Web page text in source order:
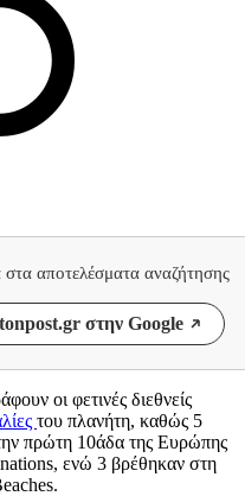
στα αποτελέσματα αναζήτησης
στην Google
οι φετινές διεθνείς
του πλανήτη, καθώς 5
πρώτη 10άδα της Ευρώπης
ενώ 3 βρέθηκαν στη